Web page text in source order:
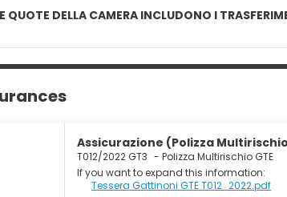
QUOTE DELLA CAMERA INCLUDONO I
Assicurazione (Polizza
T012/2022 GT3 - Polizza Multirischio GTE
If you want to expand this information:
Tessera Gattinoni GTE T012_2022.pdf